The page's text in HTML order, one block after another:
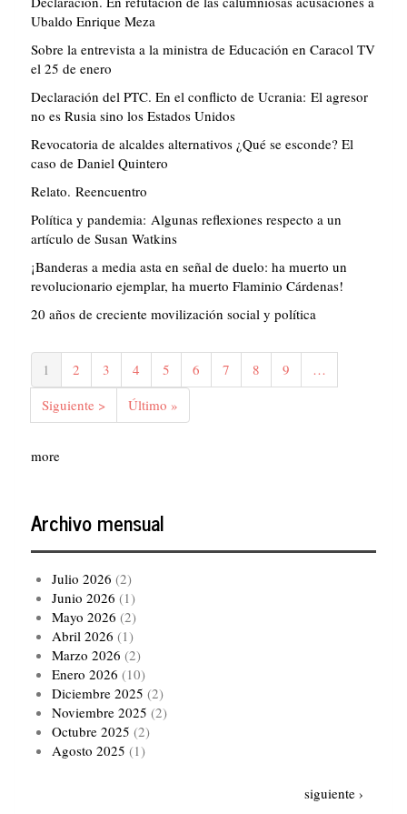
Ubaldo Enrique Meza
Sobre la entrevista a la ministra de Educación en Caracol TV
el 25 de enero
Declaración del PTC. En el conflicto de Ucrania: El agresor
no es Rusia sino los Estados Unidos
Revocatoria de alcaldes alternativos ¿Qué se esconde? El
caso de Daniel Quintero
Relato. Reencuentro
Política y pandemia: Algunas reflexiones respecto a un
artículo de Susan Watkins
¡Banderas a media asta en señal de duelo: ha muerto un
revolucionario ejemplar, ha muerto Flaminio Cárdenas!
20 años de creciente movilización social y política
Paginación
Página
actual
1 Página
2 Página
3 Página
4 Página
5 Página
6 Página
7 Página
8 Página
9
…
Siguiente
página
Siguiente >
Última
página
Último »
more
Archivo mensual
Julio 2026 (2)
Junio 2026 (1)
Mayo 2026 (2)
Abril 2026 (1)
Marzo 2026 (2)
Enero 2026 (10)
Diciembre 2025 (2)
Noviembre 2025 (2)
Octubre 2025 (2)
Agosto 2025 (1)
Siguiente
siguiente ›